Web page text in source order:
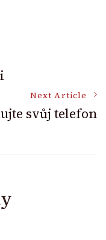
Next Article
svůj telefon